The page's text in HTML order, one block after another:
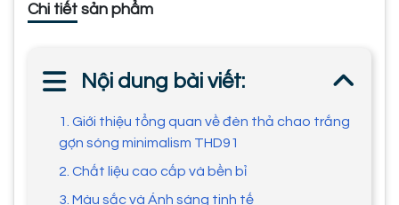
Chi tiết sản phẩm
Nội dung bài viết:
1. Giới thiệu tổng quan về đèn thả chao trắng
gợn sóng minimalism THD91
2. Chất liệu cao cấp và bền bỉ
3. Màu sắc và Ánh sáng tinh tế